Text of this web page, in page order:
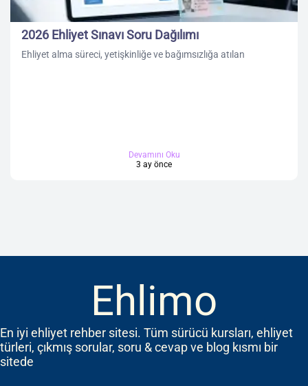
2026 Ehliyet Sınavı Soru Dağılımı
Ehliyet alma süreci, yetişkinliğe ve bağımsızlığa atılan
Devamını Oku
3 ay önce
Ehlimo
En iyi ehliyet rehber sitesi. Tüm sürücü kursları, ehliyet
türleri, çıkmış sorular, soru & cevap ve blog kısmı bir
sitede